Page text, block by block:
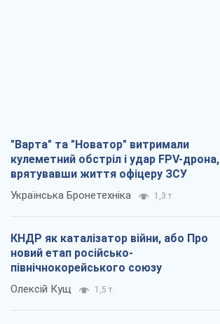
"Варта" та "Новатор" витримали
кулеметний обстріл і удар FPV-дрона,
врятувавши життя офіцеру ЗСУ
Українська Бронетехніка 1,3 т.
КНДР як каталізатор війни, або Про
новий етап російсько-
північнокорейського союзу
Олексій Кущ 1,5 т.